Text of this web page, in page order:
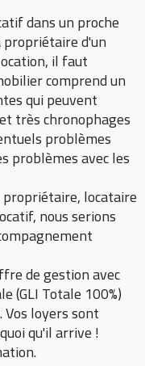
dans un proche
d'un
il faut
comprend un
qui peuvent
très chronophages
problèmes
problèmes avec les
locataire
nous serions
de gestion avec
(GLI Totale 100%)
loyers sont
qu'il arrive !